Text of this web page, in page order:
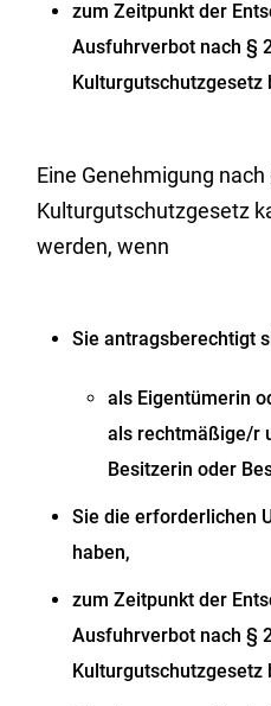
zum Zeitpunkt der
Ausfuhrverbot nach §
Kulturgutschutzgesetz
Eine Genehmigung nach
Kulturgutschutzgesetz
werden, wenn
Sie antragsberechtigt
als Eigentümerin
als rechtmäßige/r
Besitzerin oder
Sie die erforderlichen
haben,
zum Zeitpunkt der
Ausfuhrverbot nach §
Kulturgutschutzgesetz